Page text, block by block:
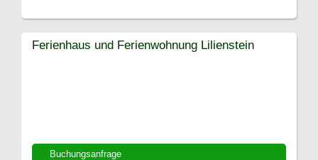
Buchungsanfrage
Ferienhaus und Ferienwohnung Lilienstein